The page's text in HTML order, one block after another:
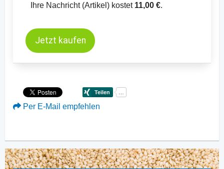
Ihre Nachricht (Artikel) kostet 11,00 €.
Jetzt kaufen
Per E-Mail empfehlen